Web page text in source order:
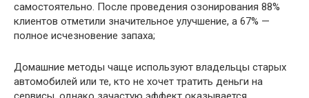
самостоятельно. После проведения озонирования 88%
клиентов отметили значительное улучшение, а 67% —
полное исчезновение запаха;
Домашние методы чаще используют владельцы старых
автомобилей или те, кто не хочет тратить деньги на